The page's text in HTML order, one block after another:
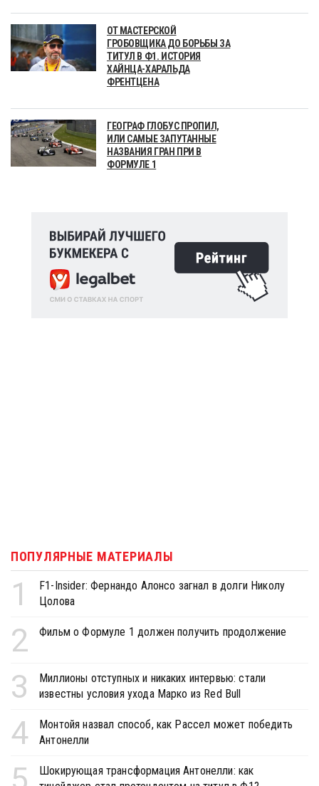
ОТ МАСТЕРСКОЙ
ГРОБОВЩИКА ДО БОРЬБЫ ЗА
ТИТУЛ В Ф1. ИСТОРИЯ
ХАЙНЦА-ХАРАЛЬДА
ФРЕНТЦЕНА
ГЕОГРАФ ГЛОБУС ПРОПИЛ,
ИЛИ САМЫЕ ЗАПУТАННЫЕ
НАЗВАНИЯ ГРАН ПРИ В
ФОРМУЛЕ 1
ПОПУЛЯРНЫЕ МАТЕРИАЛЫ
1
F1-Insider: Фернандо Алонсо загнал в долги Николу
Цолова
2 Фильм о Формуле 1 должен получить продолжение
3
Миллионы отступных и никаких интервью: стали
известны условия ухода Марко из Red Bull
4
Монтойя назвал способ, как Рассел может победить
Антонелли
Шокирующая трансформация Антонелли: как